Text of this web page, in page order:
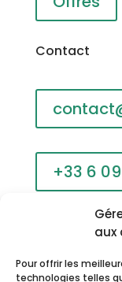
aux
Pour offrir les
technologies telles
Contact
+33 6
213 Voie Julia